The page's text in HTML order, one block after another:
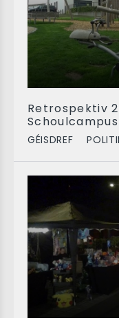
Retrospektiv
GÉISDREF